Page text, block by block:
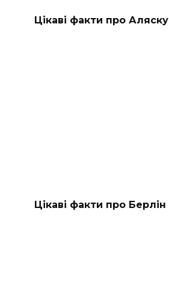
Цікаві факти про Аляску
Цікаві факти про Берлін